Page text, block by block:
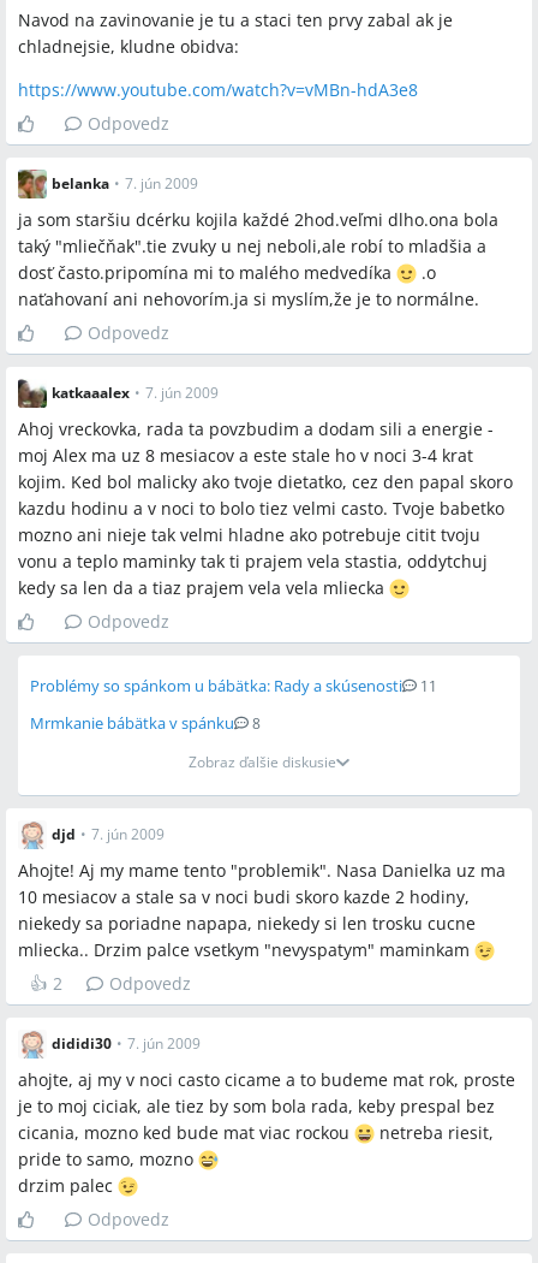
Navod na zavinovanie je tu a staci ten prvy zabal ak je
chladnejsie, kludne obidva:
https://www.youtube.com/watch?v=vMBn-hdA3e8
Odpovedz
belanka • 7. jún 2009
ja som staršiu dcérku kojila každé 2hod.veľmi dlho.ona bola
taký "mliečňak".tie zvuky u nej neboli,ale robí to mladšia a
dosť často.pripomína mi to malého medvedíka
.o
naťahovaní ani nehovorím.ja si myslím,že je to normálne.
Odpovedz
katkaaalex • 7. jún 2009
Ahoj vreckovka, rada ta povzbudim a dodam sili a energie -
moj Alex ma uz 8 mesiacov a este stale ho v noci 3-4 krat
kojim. Ked bol malicky ako tvoje dietatko, cez den papal skoro
kazdu hodinu a v noci to bolo tiez velmi casto. Tvoje babetko
mozno ani nieje tak velmi hladne ako potrebuje citit tvoju
vonu a teplo maminky tak ti prajem vela stastia, oddytchuj
kedy sa len da a tiaz prajem vela vela mliecka
Odpovedz
Problémy so spánkom u bábätka: Rady a skúsenosti 11
Mrmkanie bábätka v spánku
8
Zobraz ďalšie diskusie
djd • 7. jún 2009
Ahojte! Aj my mame tento "problemik". Nasa Danielka uz ma
10 mesiacov a stale sa v noci budi skoro kazde 2 hodiny,
niekedy sa poriadne napapa, niekedy si len trosku cucne
mliecka.. Drzim palce vsetkym "nevyspatym" maminkam
👍 2 Odpovedz
dididi30 • 7. jún 2009
ahojte, aj my v noci casto cicame a to budeme mat rok, proste
je to moj ciciak, ale tiez by som bola rada, keby prespal bez
cicania, mozno ked bude mat viac rockou
netreba riesit,
pride to samo, mozno
drzim palec
Odpovedz